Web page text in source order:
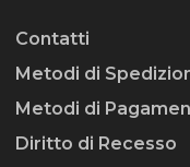
Contatti
Metodi di
Metodi di
Diritto di Recesso